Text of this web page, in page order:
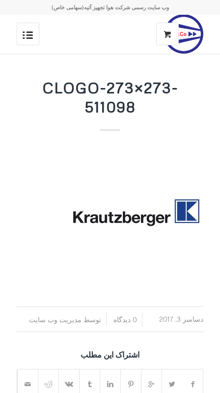
وب سایت رسمی شرکت هوا تجهیز آتیه(سهامی خاص)
CLOGO-273×273-
511098
دسامبر 3, 2017 / 0 دیدگاه/ توسط مدیریت وب سایت
اشتراک این مطلب